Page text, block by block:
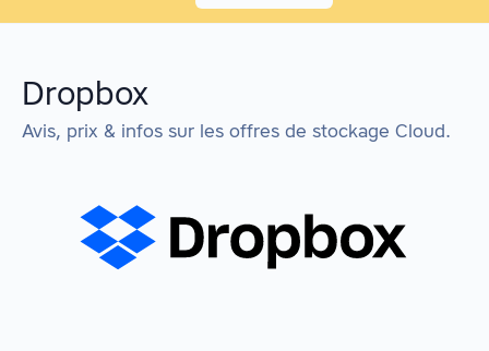
Dropbox
Avis, prix & infos sur les offres de stockage Cloud.